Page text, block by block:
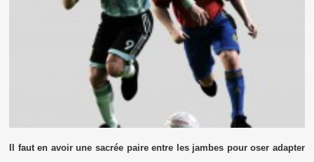
Il faut en avoir une sacrée paire entre les jambes pour oser adapter